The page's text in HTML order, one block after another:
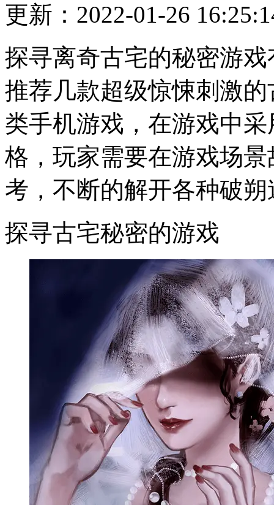
更新：2022-01-26
探寻离奇古宅的秘密游
推荐几款超级惊悚刺激
类手机游戏，在游戏中
格，玩家需要在游戏场
考，不断的解开各种破
探寻古宅秘密的游戏